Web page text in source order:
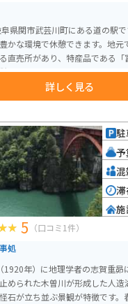
県関市武芸川町にある道の駅
かな環境で休憩できます。地元
直売所があり、特産品である「
設のレストランでは、地元産の
\n\nバイクで訪れる際は、長良
周辺には、温泉施設やキャンプ
適です。
詳しく見る
5 （口コミ1件）
処
1920年）に地理学者の志賀重昴
められた木曽川が形成した人造
石が立ち並ぶ景観が特徴です。
駐
予
混
滞
施